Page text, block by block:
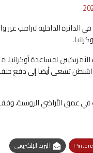
الداخلية لترامب غير
لمساعدة
تسعى أيضا إلى دفع
في عمق الأراضي الروسية،
البريد الإلكتروني